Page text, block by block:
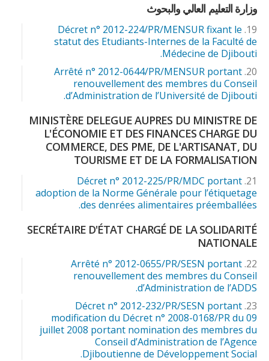
وزارة التعليم العالي والبحوث
Décret n° 2012-224/PR/MENSUR fixant le
statut des Etudiants-Internes de la Faculté de
Médecine de Djibouti.
Arrêté n° 2012-0644/PR/MENSUR portant
renouvellement des membres du Conseil
d’Administration de l’Université de Djibouti.
MINISTÈRE DELEGUE AUPRES DU MINISTRE DE
L'ÉCONOMIE ET DES FINANCES CHARGE DU
COMMERCE, DES PME, DE L'ARTISANAT, DU
TOURISME ET DE LA FORMALISATION
Décret n° 2012-225/PR/MDC portant
adoption de la Norme Générale pour l’étiquetage
des denrées alimentaires préemballées.
SECRÉTAIRE D'ÉTAT CHARGÉ DE LA SOLIDARITÉ
NATIONALE
Arrêté n° 2012-0655/PR/SESN portant
renouvellement des membres du Conseil
d’Administration de l’ADDS.
Décret n° 2012-232/PR/SESN portant
modification du Décret n° 2008-0168/PR du 09
juillet 2008 portant nomination des membres du
Conseil d’Administration de l’Agence
Djiboutienne de Développement Social.